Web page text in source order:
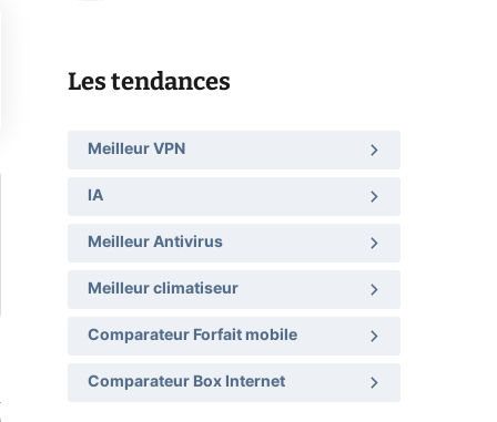
Les tendances
Meilleur VPN
IA
Meilleur Antivirus
Meilleur climatiseur
Comparateur Forfait mobile
Comparateur Box Internet